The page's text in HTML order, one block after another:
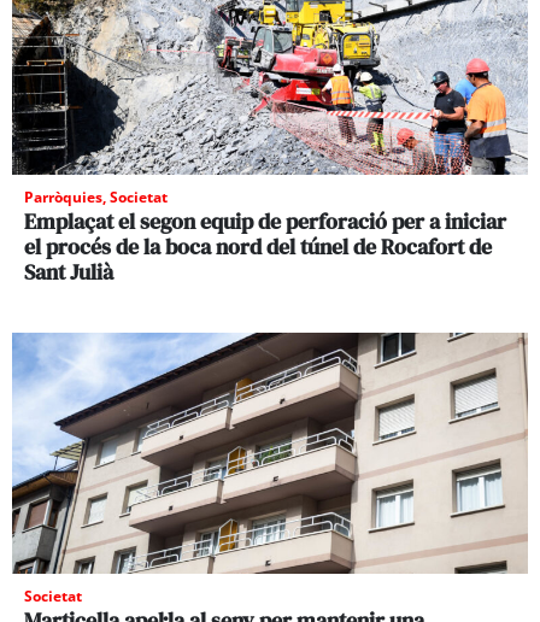
Parròquies,Societat
Emplaçat el segon equip de perforació per a iniciar
el procés de la boca nord del túnel de Rocafort de
Sant Julià
Societat